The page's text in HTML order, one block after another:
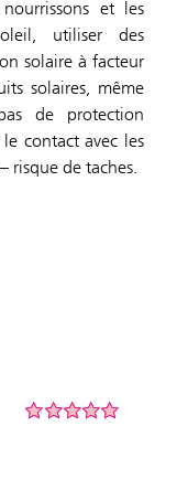
et les
utiliser des
solaire à facteur
solaires, même
contact avec les
risque de taches.